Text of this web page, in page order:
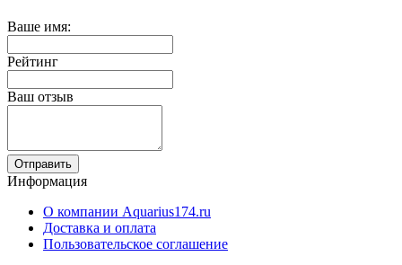
Ваше имя:
Рейтинг
Ваш отзыв
Отправить
Информация
О компании Aquarius174.ru
Доставка и оплата
Пользовательское соглашение